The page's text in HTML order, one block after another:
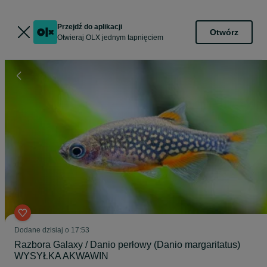
Przejdź do aplikacji
Otwieraj OLX jednym tapnięciem
Otwórz
Dodane dzisiaj o 17:53
Razbora Galaxy / Danio perłowy (Danio margaritatus)
WYSYŁKA AKWAWIN